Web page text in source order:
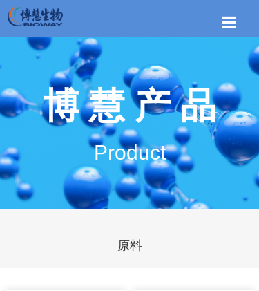
首页
关于博慧
博慧产品
新闻资讯
联系我们
博 慧 产 品
Product
原料